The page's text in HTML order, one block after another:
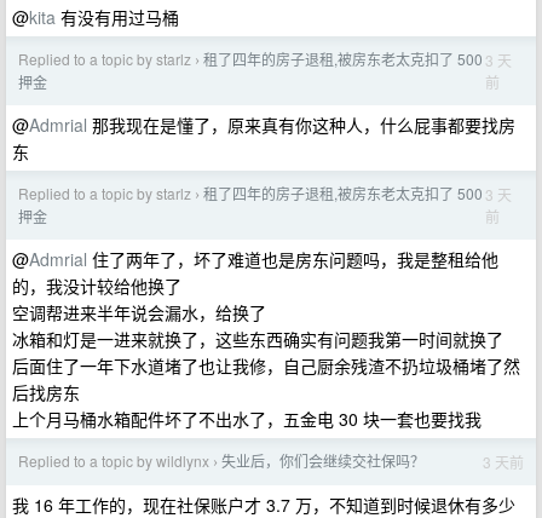
@kita 有没有用过马桶
Replied to a topic by starlz › 租了四年的房子退租,被房东老太克扣了 500
押金
3 天
前
@Admrial 那我现在是懂了，原来真有你这种人，什么屁事都要找房
东
Replied to a topic by starlz › 租了四年的房子退租,被房东老太克扣了 500
押金
3 天
前
@Admrial 住了两年了，坏了难道也是房东问题吗，我是整租给他
的，我没计较给他换了
空调帮进来半年说会漏水，给换了
冰箱和灯是一进来就换了，这些东西确实有问题我第一时间就换了
后面住了一年下水道堵了也让我修，自己厨余残渣不扔垃圾桶堵了然
后找房东
上个月马桶水箱配件坏了不出水了，五金电 30 块一套也要找我
Replied to a topic by wildlynx › 失业后，你们会继续交社保吗？ 3 天前
我 16 年工作的，现在社保账户才 3.7 万，不知道到时候退休有多少